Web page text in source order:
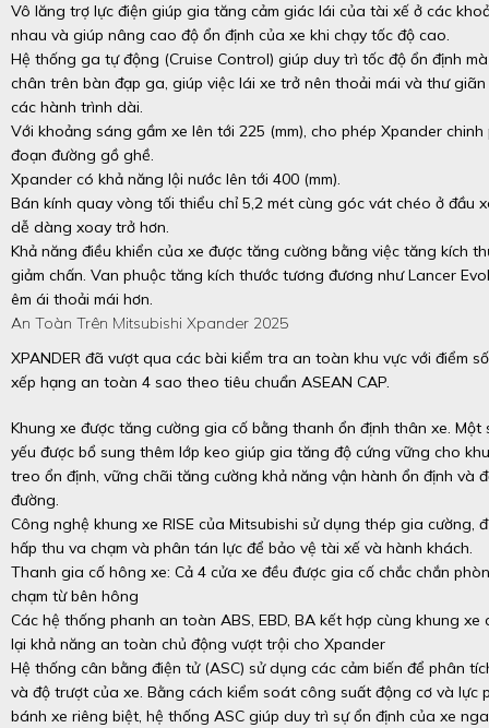
Vô lăng trợ lực điện giúp gia tăng cảm giác lái của tài xế ở các
nhau và giúp nâng cao độ ổn định của xe khi chạy tốc độ cao.
Hệ thống ga tự động (Cruise Control) giúp duy trì tốc độ ổn định
chân trên bàn đạp ga, giúp việc lái xe trở nên thoải mái và thư
các hành trình dài.
Với khoảng sáng gầm xe lên tới 225 (mm), cho phép Xpander
đoạn đường gồ ghề.
Xpander có khả năng lội nước lên tới 400 (mm).
Bán kính quay vòng tối thiểu chỉ 5,2 mét cùng góc vát chéo ở đầu
dễ dàng xoay trở hơn.
Khả năng điều khiển của xe được tăng cường bằng việc tăng kích
giảm chấn. Van phuộc tăng kích thước tương đương như Lancer
êm ái thoải mái hơn.
An Toàn Trên Mitsubishi Xpander 2025
XPANDER đã vượt qua các bài kiểm tra an toàn khu vực với điểm
xếp hạng an toàn 4 sao theo tiêu chuẩn ASEAN CAP.
Khung xe được tăng cường gia cố bằng thanh ổn định thân xe. Một
yếu được bổ sung thêm lớp keo giúp gia tăng độ cứng vững cho
treo ổn định, vững chãi tăng cường khả năng vận hành ổn định và
đường.
Công nghệ khung xe RISE của Mitsubishi sử dụng thép gia cường,
hấp thu va chạm và phân tán lực để bảo vệ tài xế và hành khách.
Thanh gia cố hông xe: Cả 4 cửa xe đều được gia cố chắc chắn
chạm từ bên hông
Các hệ thống phanh an toàn ABS, EBD, BA kết hợp cùng khung xe
lại khả năng an toàn chủ động vượt trội cho Xpander
Hệ thống cân bằng điện tử (ASC) sử dụng các cảm biến để phân
và độ trượt của xe. Bằng cách kiểm soát công suất động cơ và lực
bánh xe riêng biệt, hệ thống ASC giúp duy trì sự ổn định của xe